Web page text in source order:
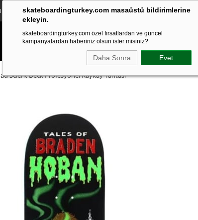
skateboardingturkey.com masaüstü bildirimlerine
ekleyin.
skateboardingturkey.com özel fırsatlardan ve güncel
kampanyalardan haberiniz olsun ister misiniz?
Daha Sonra Evet
Sticker Paketi Hediye • Ücretsiz Kargo • Sürpriz Hediyeler • Peşin Fiyatına 3
KAYKAYLONGBOARDFINGERBOARDTEKSTİL
Scient Deck Profesyonel Kaykay Tahtası